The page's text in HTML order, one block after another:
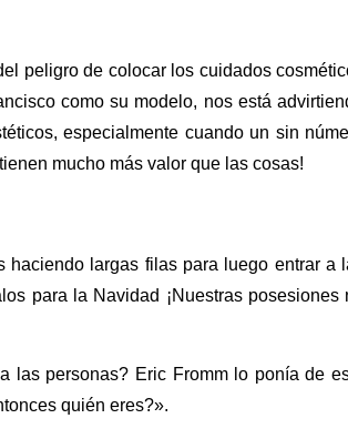
peligro de colocar los cuidados
como su modelo, nos está
especialmente cuando un sin
mucho más valor que las cosas!
haciendo largas filas para luego entrar a
para la Navidad ¡Nuestras posesiones
las personas? Eric Fromm lo ponía de
quién eres?».